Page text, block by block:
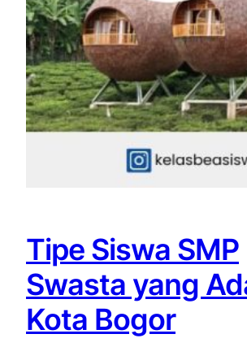
Tipe Siswa SMP
Swasta yang
Kota Bogor